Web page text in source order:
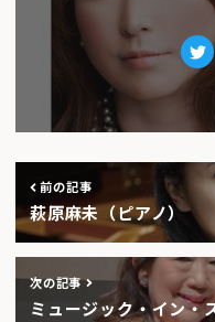
前の記事
萩原麻未（ピアノ）
次の記事
ミュージック・イン・